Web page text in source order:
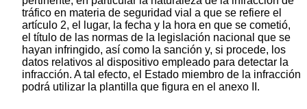
tráfico en materia de seguridad vial a que se refiere el
artículo 2, el lugar, la fecha y la hora en que se cometió,
el título de las normas de la legislación nacional que se
hayan infringido, así como la sanción y, si procede, los
datos relativos al dispositivo empleado para detectar la
infracción. A tal efecto, el Estado miembro de la infracción
podrá utilizar la plantilla que figura en el anexo II.